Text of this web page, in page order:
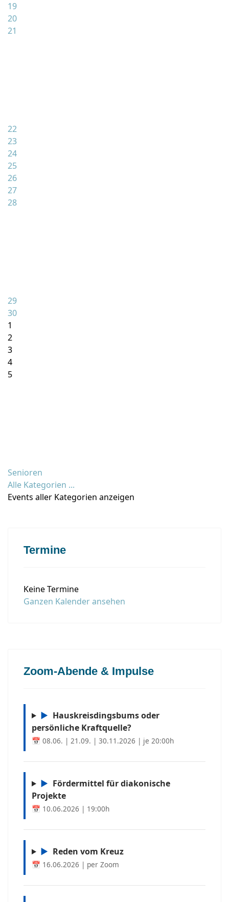
19
20
21
22
23
24
25
26
27
28
29
30
1
2
3
4
5
Senioren
Alle Kategorien ...
Events aller Kategorien anzeigen
Termine
Keine Termine
Ganzen Kalender ansehen
Zoom-Abende & Impulse
▶ Hauskreisdingsbums oder
persönliche Kraftquelle?
📅 08.06. | 21.09. | 30.11.2026 | je 20:00h
▶ Fördermittel für diakonische
Projekte
📅 10.06.2026 | 19:00h
▶ Reden vom Kreuz
📅 16.06.2026 | per Zoom